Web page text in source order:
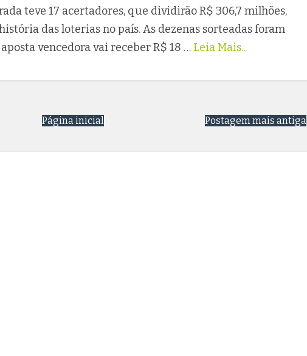
teve 17 acertadores, que dividirão R$ 306,7 milhões,
das loterias no país. As dezenas sorteadas foram
vencedora vai receber R$ 18 … Leia Mais...
Postagem mais antiga
Página inicial